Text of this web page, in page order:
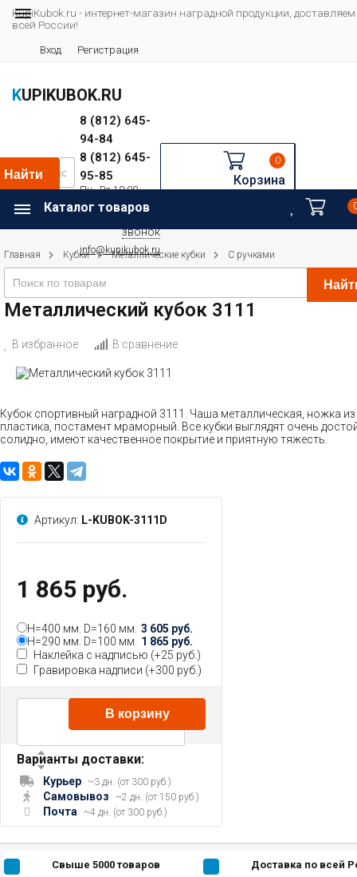
KupiKubok.ru - интернет-магазин наградной продукции,
всей России!
Вход Регистрация
KUPIKUBOK.RU
Найти
Футбол
8 (812) 645-
94-84
8 (812) 645-
95-85
Пн—Вс 10:00—
Заказать
звонок
info@kupikubok.ru
0
Корзина
Каталог товаров
Главная Кубки Металлические кубки С ручками
Металлический кубок 3111
В избранное В сравнение
Кубок спортивный наградной 3111. Чаша металлическая, ножка из
пластика, постамент мраморный. Все кубки выглядят очень
солидно, имеют качественное покрытие и приятную тяжесть.
Артикул: L-KUBOK-3111D
1 865 руб.
H=400 мм. D=160 мм. 3 605 руб.
H=290 мм. D=100 мм.
1 865 руб.
Наклейка с надписью (+25 руб. )
Гравировка надписи (+300 руб. )
В корзину
Варианты доставки:
Курьер ~3 дн. (от 300 руб.)
Самовывоз ~2 дн. (от 150 руб.)
Почта ~4 дн. (от 300 руб.)
Свыше 5000 товаров
Доставка по всей